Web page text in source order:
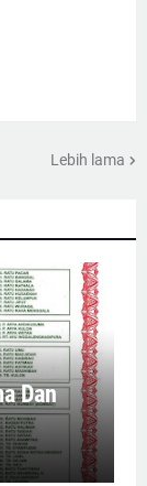
Lebih lama
Dan